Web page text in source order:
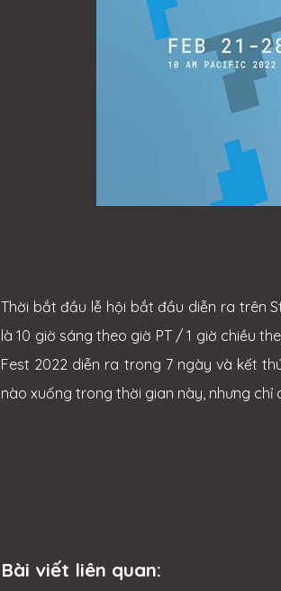
Thời bắt đầu lễ hội bắt đầu diễn ra trên
là 10 giờ sáng theo giờ PT / 1 giờ chiều
Fest 2022 diễn ra trong 7 ngày và kết
nào xuống trong thời gian này, nhưng
Bài viết liên quan: